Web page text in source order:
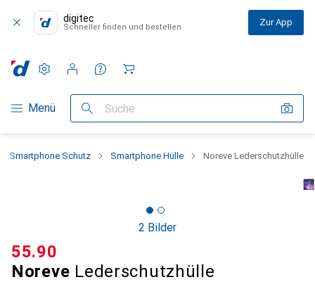
digitec
Schneller finden und bestellen Zur App
Navigation nach Kategorien
Menü Suche
Einstellungen
Kundenkonto
Vergleichslisten
Merklisten
Warenkorb
Smartphone Schutz Smartphone Hülle Noreve Lederschutzhülle
2 Bilder
Noreve Lederschutzhülle
CHF
55.90